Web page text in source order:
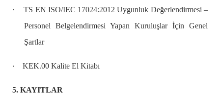
·
TS EN ISO/IEC 17024:2012 Uygunluk Değerlendirmesi –
Personel Belgelendirmesi Yapan Kuruluşlar İçin Genel
Şartlar
· KEK.00 Kalite El Kitabı
5. KAYITLAR